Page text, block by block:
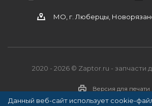
МО, г. Люберцы,
2020 - 2026 © Zaptor.ru - запчасти
Версия для печати
Данный веб-сайт использует cookie-